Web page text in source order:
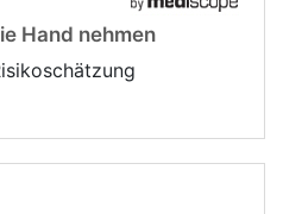
Hand nehmen